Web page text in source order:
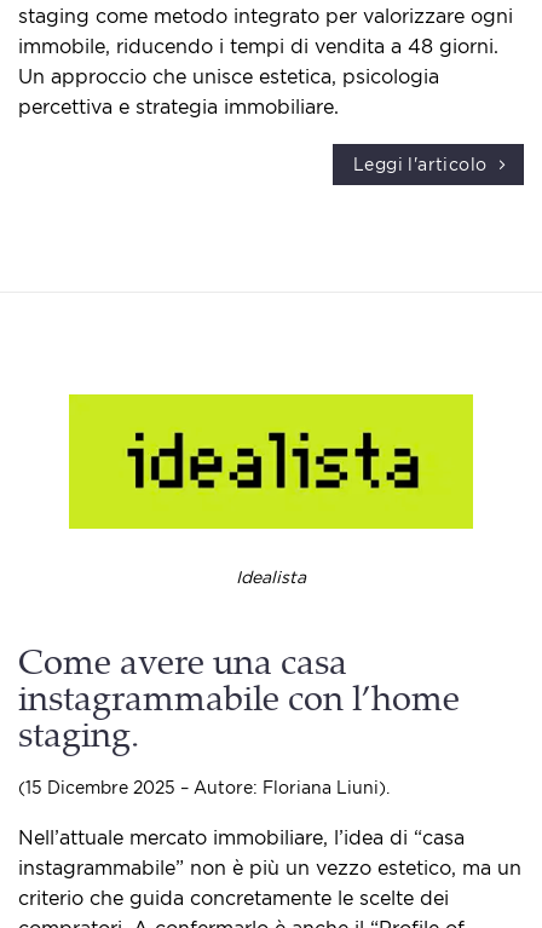
staging come metodo integrato per valorizzare ogni
immobile, riducendo i tempi di vendita a 48 giorni.
Un approccio che unisce estetica, psicologia
percettiva e strategia immobiliare.
Leggi l'articolo
Idealista
Come avere una casa
instagrammabile con l’home
staging.
(15 Dicembre 2025 – Autore: Floriana Liuni).
Nell’attuale mercato immobiliare, l’idea di “casa
instagrammabile” non è più un vezzo estetico, ma un
criterio che guida concretamente le scelte dei